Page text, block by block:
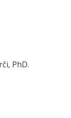
PhD.